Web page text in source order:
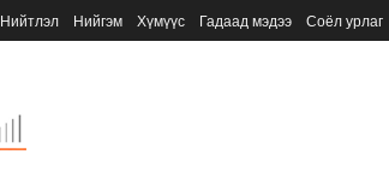
Нийтлэл Нийгэм Хүмүүс Гадаад мэдээ Соёл урлаг